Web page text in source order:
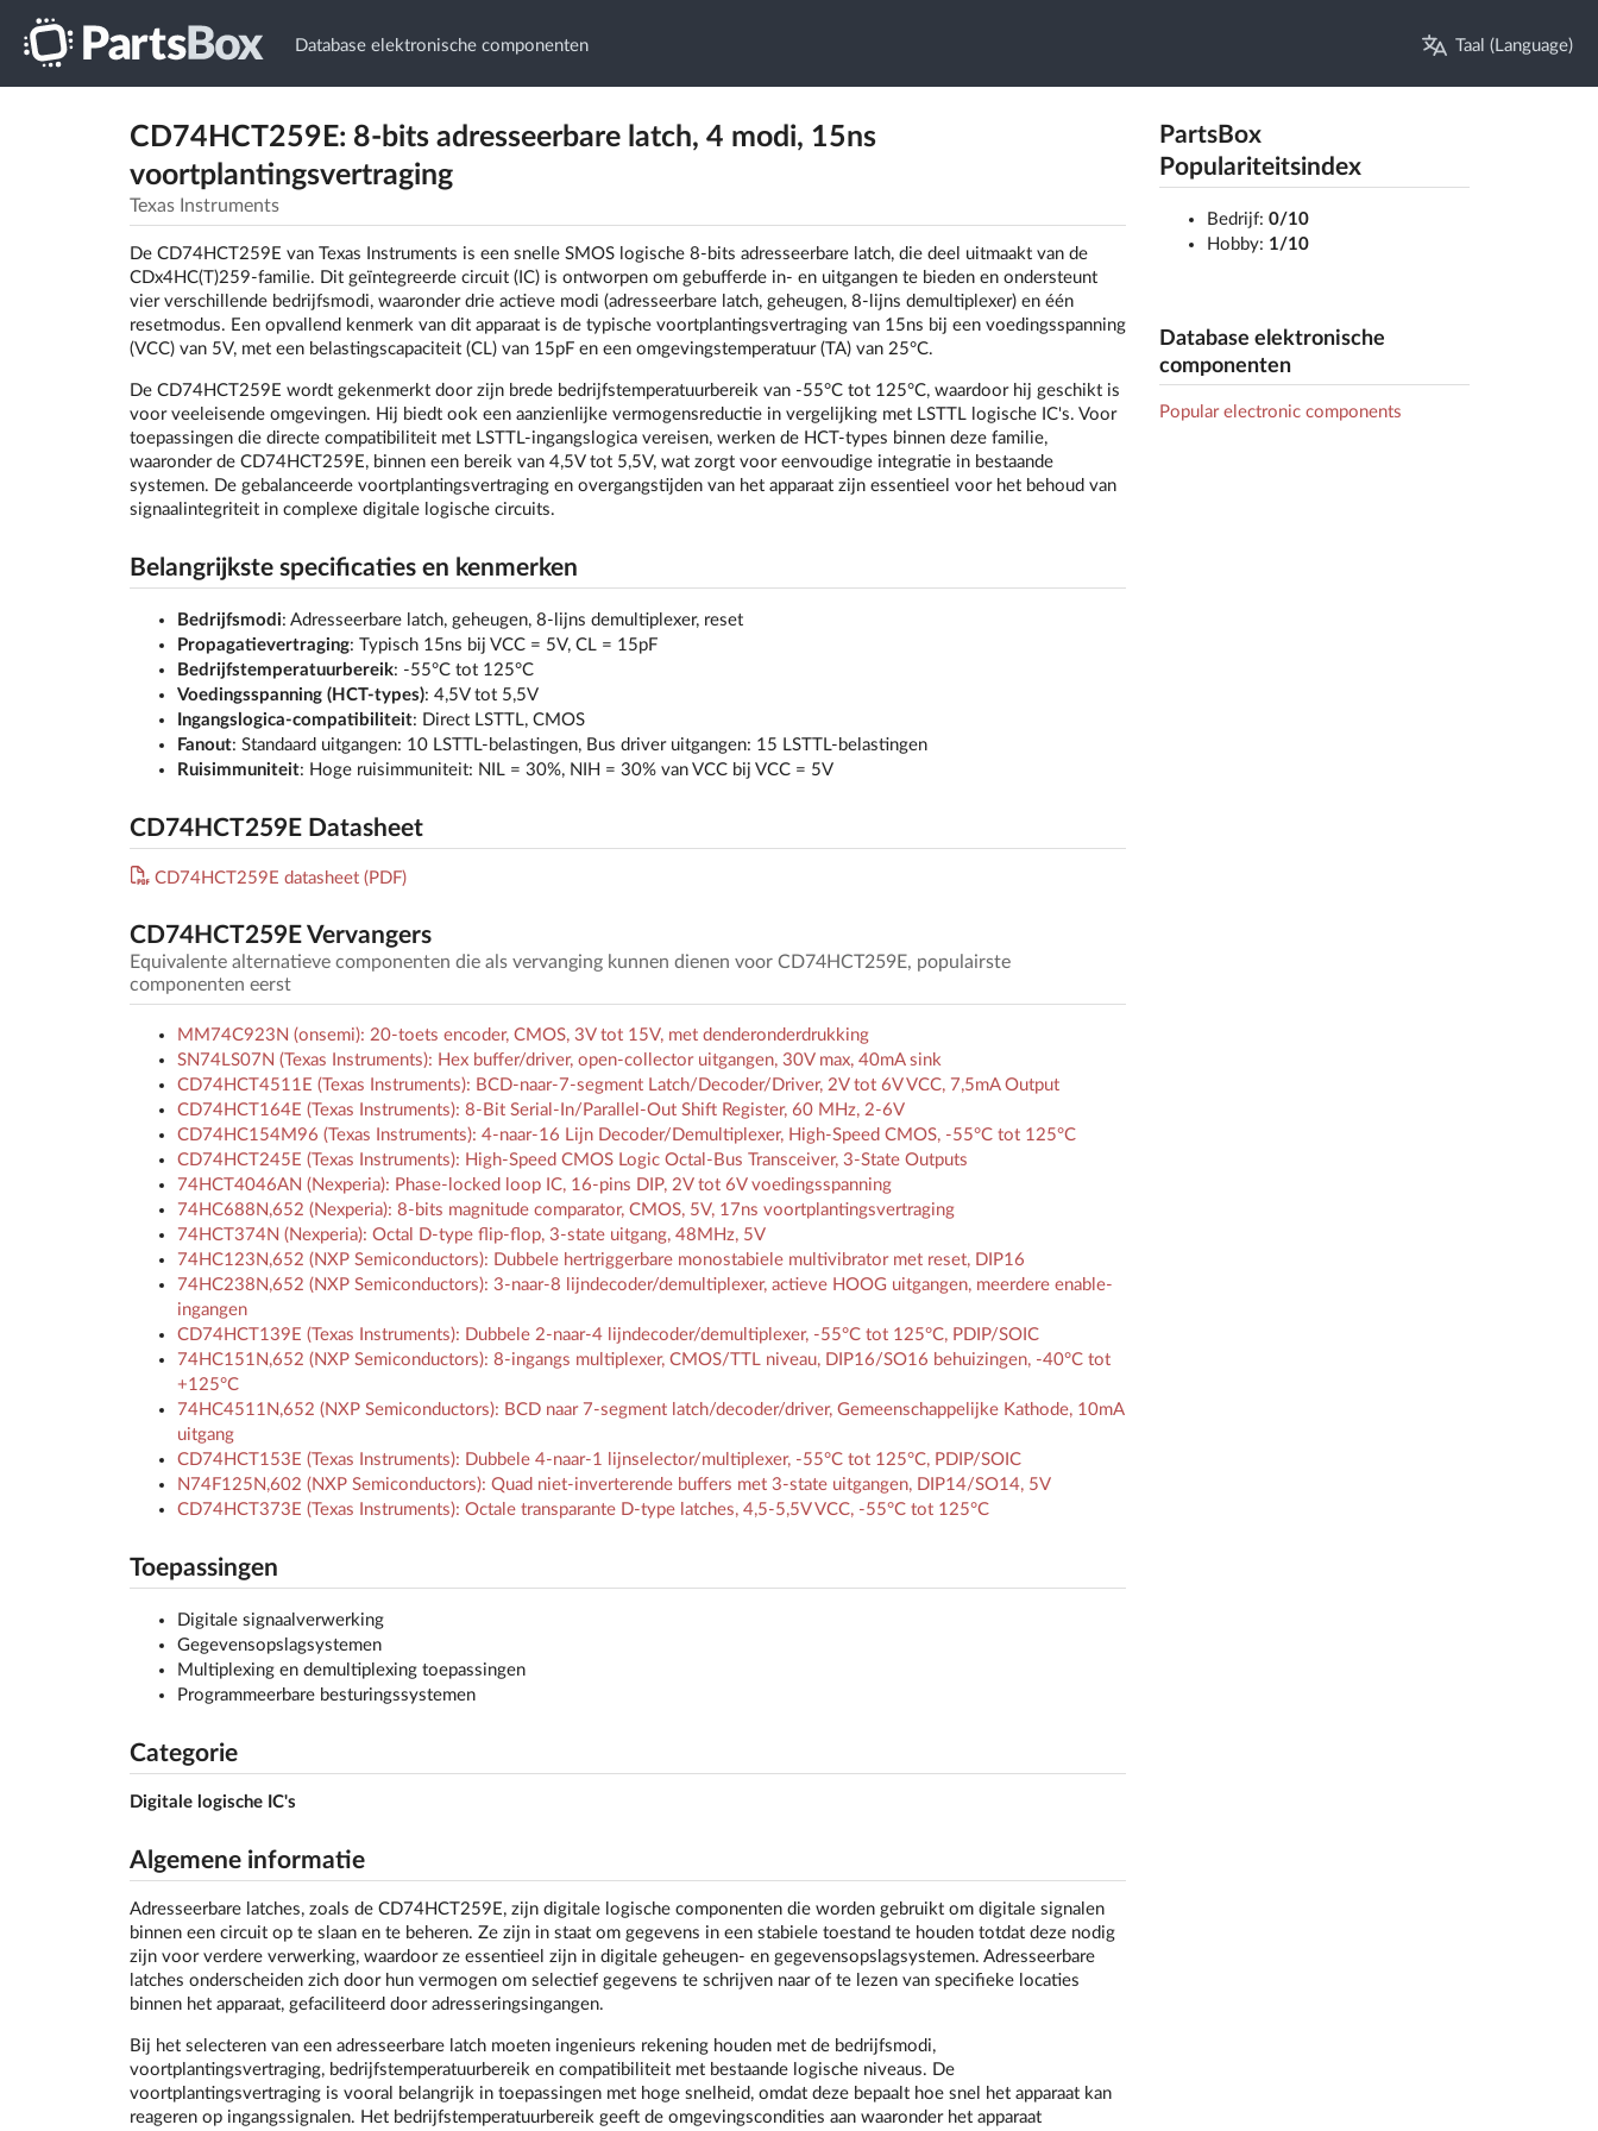
Database elektronische componenten Taal (Language)
CD74HCT259E: 8-bits adresseerbare latch, 4 modi, 15ns
voortplantingsvertraging
Texas Instruments
De CD74HCT259E van Texas Instruments is een snelle SMOS logische 8-bits adresseerbare latch, die deel uitmaakt van de
CDx4HC(T)259-familie. Dit geïntegreerde circuit (IC) is ontworpen om gebufferde in- en uitgangen te bieden en ondersteunt
vier verschillende bedrijfsmodi, waaronder drie actieve modi (adresseerbare latch, geheugen, 8-lijns demultiplexer) en één
resetmodus. Een opvallend kenmerk van dit apparaat is de typische voortplantingsvertraging van 15ns bij een voedingsspanning
(VCC) van 5V, met een belastingscapaciteit (CL) van 15pF en een omgevingstemperatuur (TA) van 25°C.
De CD74HCT259E wordt gekenmerkt door zijn brede bedrijfstemperatuurbereik van -55°C tot 125°C, waardoor hij geschikt is
voor veeleisende omgevingen. Hij biedt ook een aanzienlijke vermogensreductie in vergelijking met LSTTL logische IC's. Voor
toepassingen die directe compatibiliteit met LSTTL-ingangslogica vereisen, werken de HCT-types binnen deze familie,
waaronder de CD74HCT259E, binnen een bereik van 4,5V tot 5,5V, wat zorgt voor eenvoudige integratie in bestaande
systemen. De gebalanceerde voortplantingsvertraging en overgangstijden van het apparaat zijn essentieel voor het behoud van
signaalintegriteit in complexe digitale logische circuits.
Belangrijkste specificaties en kenmerken
Bedrijfsmodi: Adresseerbare latch, geheugen, 8-lijns demultiplexer, reset
Propagatievertraging: Typisch 15ns bij VCC = 5V, CL = 15pF
Bedrijfstemperatuurbereik: -55°C tot 125°C
Voedingsspanning (HCT-types): 4,5V tot 5,5V
Ingangslogica-compatibiliteit: Direct LSTTL, CMOS
Fanout: Standaard uitgangen: 10 LSTTL-belastingen, Bus driver uitgangen: 15 LSTTL-belastingen
Ruisimmuniteit: Hoge ruisimmuniteit: NIL = 30%, NIH = 30% van VCC bij VCC = 5V
CD74HCT259E Datasheet
CD74HCT259E datasheet (PDF)
CD74HCT259E Vervangers
Equivalente alternatieve componenten die als vervanging kunnen dienen voor CD74HCT259E, populairste
componenten eerst
MM74C923N (onsemi): 20-toets encoder, CMOS, 3V tot 15V, met denderonderdrukking
SN74LS07N (Texas Instruments): Hex buffer/driver, open-collector uitgangen, 30V max, 40mA sink
CD74HCT4511E (Texas Instruments): BCD-naar-7-segment Latch/Decoder/Driver, 2V tot 6V VCC, 7,5mA Output
CD74HCT164E (Texas Instruments): 8-Bit Serial-In/Parallel-Out Shift Register, 60 MHz, 2-6V
CD74HC154M96 (Texas Instruments): 4-naar-16 Lijn Decoder/Demultiplexer, High-Speed CMOS, -55°C tot 125°C
CD74HCT245E (Texas Instruments): High-Speed CMOS Logic Octal-Bus Transceiver, 3-State Outputs
74HCT4046AN (Nexperia): Phase-locked loop IC, 16-pins DIP, 2V tot 6V voedingsspanning
74HC688N,652 (Nexperia): 8-bits magnitude comparator, CMOS, 5V, 17ns voortplantingsvertraging
74HCT374N (Nexperia): Octal D-type flip-flop, 3-state uitgang, 48MHz, 5V
74HC123N,652 (NXP Semiconductors): Dubbele hertriggerbare monostabiele multivibrator met reset, DIP16
74HC238N,652 (NXP Semiconductors): 3-naar-8 lijndecoder/demultiplexer, actieve HOOG uitgangen, meerdere enable-
ingangen
CD74HCT139E (Texas Instruments): Dubbele 2-naar-4 lijndecoder/demultiplexer, -55°C tot 125°C, PDIP/SOIC
74HC151N,652 (NXP Semiconductors): 8-ingangs multiplexer, CMOS/TTL niveau, DIP16/SO16 behuizingen, -40°C tot
+125°C
74HC4511N,652 (NXP Semiconductors): BCD naar 7-segment latch/decoder/driver, Gemeenschappelijke Kathode, 10mA
uitgang
CD74HCT153E (Texas Instruments): Dubbele 4-naar-1 lijnselector/multiplexer, -55°C tot 125°C, PDIP/SOIC
N74F125N,602 (NXP Semiconductors): Quad niet-inverterende buffers met 3-state uitgangen, DIP14/SO14, 5V
CD74HCT373E (Texas Instruments): Octale transparante D-type latches, 4,5-5,5V VCC, -55°C tot 125°C
Toepassingen
Digitale signaalverwerking
Gegevensopslagsystemen
Multiplexing en demultiplexing toepassingen
Programmeerbare besturingssystemen
Categorie
Digitale logische IC's
Algemene informatie
Adresseerbare latches, zoals de CD74HCT259E, zijn digitale logische componenten die worden gebruikt om digitale signalen
binnen een circuit op te slaan en te beheren. Ze zijn in staat om gegevens in een stabiele toestand te houden totdat deze nodig
zijn voor verdere verwerking, waardoor ze essentieel zijn in digitale geheugen- en gegevensopslagsystemen. Adresseerbare
latches onderscheiden zich door hun vermogen om selectief gegevens te schrijven naar of te lezen van specifieke locaties
binnen het apparaat, gefaciliteerd door adresseringsingangen.
Bij het selecteren van een adresseerbare latch moeten ingenieurs rekening houden met de bedrijfsmodi,
voortplantingsvertraging, bedrijfstemperatuurbereik en compatibiliteit met bestaande logische niveaus. De
voortplantingsvertraging is vooral belangrijk in toepassingen met hoge snelheid, omdat deze bepaalt hoe snel het apparaat kan
reageren op ingangssignalen. Het bedrijfstemperatuurbereik geeft de omgevingscondities aan waaronder het apparaat
PartsBox
Populariteitsindex
Bedrijf: 0/10
Hobby: 1/10
Database elektronische
componenten
Popular electronic components